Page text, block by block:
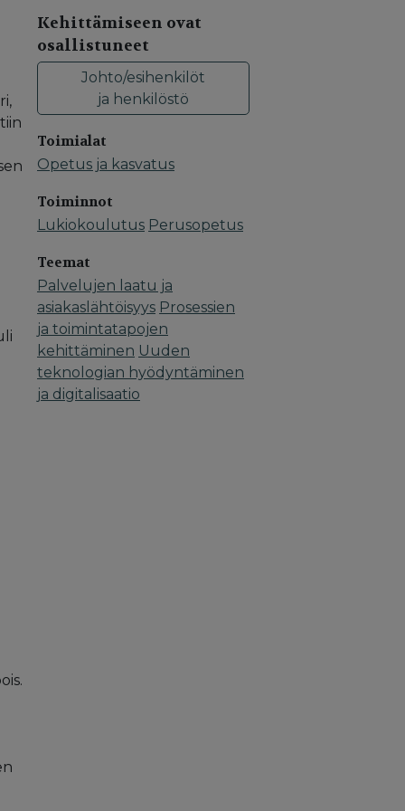
Kehittämiseen ovat
osallistuneet
Johto/esihenkilöt
ja henkilöstö
Toimialat
Opetus ja kasvatus
Toiminnot
Lukiokoulutus Perusopetus
Teemat
Palvelujen laatu ja
asiakaslähtöisyys Prosessien
ja toimintatapojen
kehittäminen Uuden
teknologian hyödyntäminen
ja digitalisaatio